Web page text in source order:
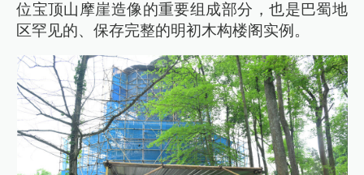
位宝顶山摩崖造像的重要组成部分，也是巴蜀地
区罕见的、保存完整的明初木构楼阁实例。